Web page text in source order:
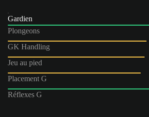
Gardien
Plongeons
GK Handling
Jeu au pied
Placement G
Réflexes G